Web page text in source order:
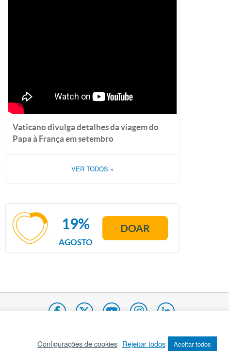
Vaticano divulga detalhes da viagem do
Papa à França em setembro
VER TODOS »
AGOSTO
19% DOAR
Mapa do site Internacional
Configurações de cookies Rejeitar todos Aceitar todos